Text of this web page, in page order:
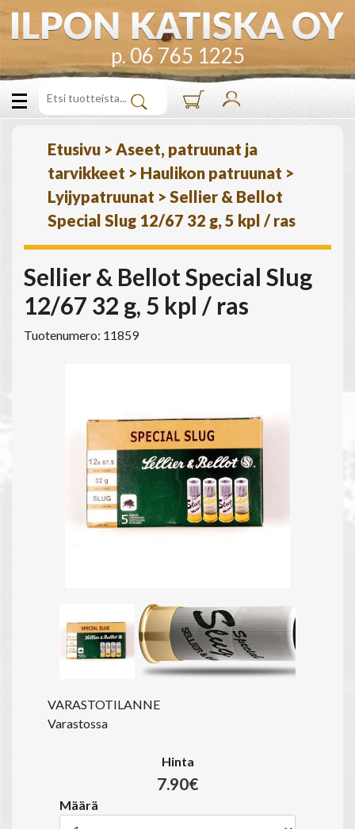
p. 06 765 1225
Etusivu > Aseet, patruunat ja
tarvikkeet > Haulikon patruunat >
Lyijypatruunat > Sellier & Bellot
Special Slug 12/67 32 g, 5 kpl / ras
Sellier & Bellot Special Slug
12/67 32 g, 5 kpl / ras
Tuotenumero: 11859
VARASTOTILANNE
Varastossa
Hinta
7.90€
Määrä